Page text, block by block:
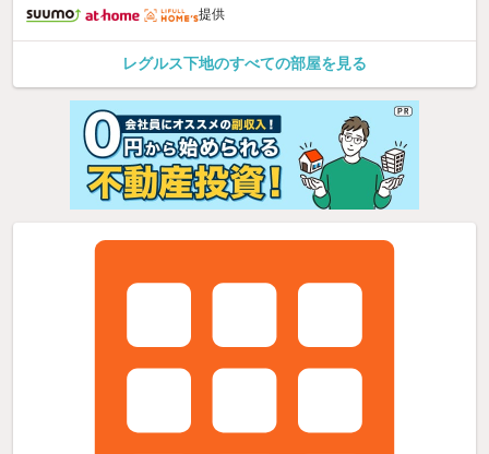
提供
レグルス下地のすべての部屋を見る